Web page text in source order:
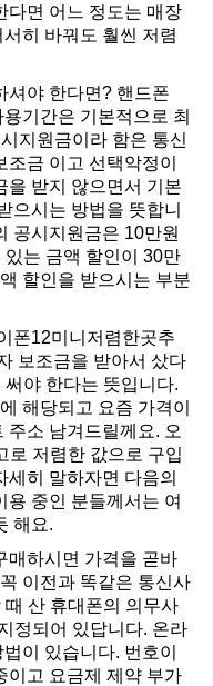
다면 어느 정도는 매장
히 바꿔도 훨씬 저렴
셔야 한다면? 핸드폰
기간은 기본적으로 최
지원금이라 함은 통신
금 이고 선택악정이
을 받지 않으면서 기본
으시는 방법을 뜻합니
공시지원금은 10만원
는 금액 할인이 30만
할인을 받으시는 부분
폰12미니저렴한곳추
보조금을 받아서 샀다
야 한다는 뜻입니다.
해당되고 요즘 가격이
주소 남겨드릴께요. 오
로 저렴한 값으로 구입
히 말하자면 다음의
용 중인 분들께서는 여
해요.
매하시면 가격을 곧바
이전과 똑같은 통신사
산 휴대폰의 의무사
정되어 있답니다. 온라
이 있습니다. 번호이
이고 요금제 제약 부가